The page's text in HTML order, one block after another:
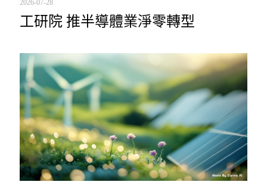
2026-07-28
工研院 推半導體業淨零轉型